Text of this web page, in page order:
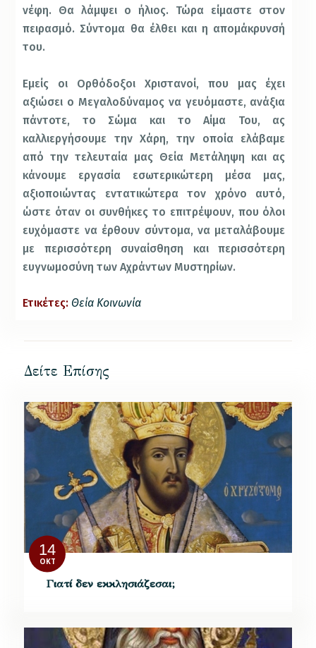
νέφη. Θα λάμψει ο ήλιος. Τώρα είμαστε στον
πειρασμό. Σύντομα θα έλθει και η απομάκρυνσή
του.
Εμείς οι Ορθόδοξοι Χριστανοί, που μας έχει
αξιώσει ο Μεγαλοδύναμος να γευόμαστε, ανάξια
πάντοτε, το Σώμα και το Αίμα Του, ας
καλλιεργήσουμε την Χάρη, την οποία ελάβαμε
από την τελευταία μας Θεία Μετάληψη και ας
κάνουμε εργασία εσωτερικώτερη μέσα μας,
αξιοποιώντας εντατικώτερα τον χρόνο αυτό,
ώστε όταν οι συνθήκες το επιτρέψουν, που όλοι
ευχόμαστε να έρθουν σύντομα, να μεταλάβουμε
με περισσότερη συναίσθηση και περισσότερη
ευγνωμοσύνη των Αχράντων Μυστηρίων.
Ετικέτες: Θεία Κοινωνία
Δείτε Επίσης
14
ΟΚΤ
Γιατί δεν εκκλησιάζεσαι;